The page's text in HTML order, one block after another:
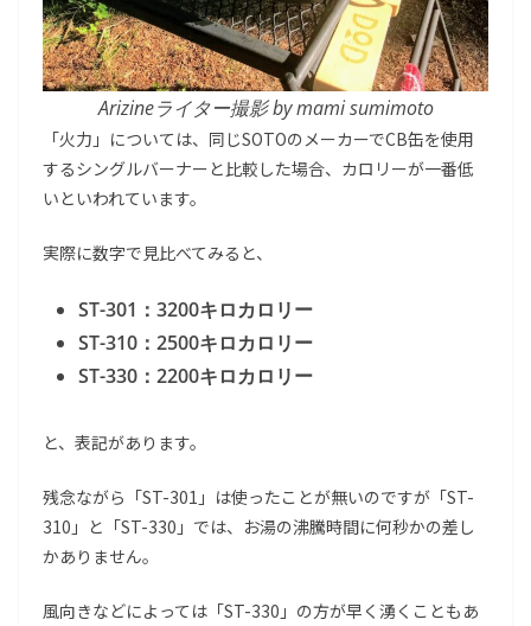
Arizineライター撮影 by mami sumimoto
「火力」については、同じSOTOのメーカーでCB缶を使用
するシングルバーナーと比較した場合、カロリーが一番低
いといわれています。
実際に数字で見比べてみると、
ST-301：3200キロカロリー
ST-310：2500キロカロリー
ST-330：2200キロカロリー
と、表記があります。
残念ながら「ST-301」は使ったことが無いのですが「ST-
310」と「ST-330」では、お湯の沸騰時間に何秒かの差し
かありません。
風向きなどによっては「ST-330」の方が早く湧くこともあ